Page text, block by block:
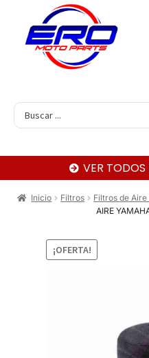
VER
Inicio Filtros Filtros de
AIRE
¡OFERTA!